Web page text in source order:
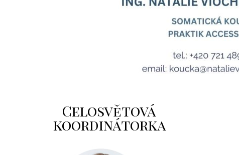
Celosvětová
koordinátorka